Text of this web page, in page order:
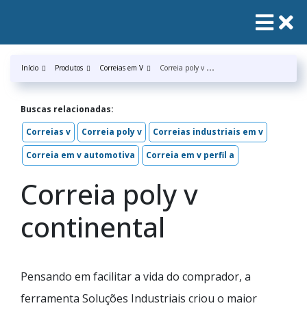
Início Produtos Correias em V C
orreia poly v continental
Buscas relacionadas:
Correias v
Correia poly v
Correias industriais em v
Correia em v automotiva
Correia em v perfil a
Correia poly v
continental
Pensando em facilitar a vida do comprador, a
ferramenta Soluções Industriais criou o maior